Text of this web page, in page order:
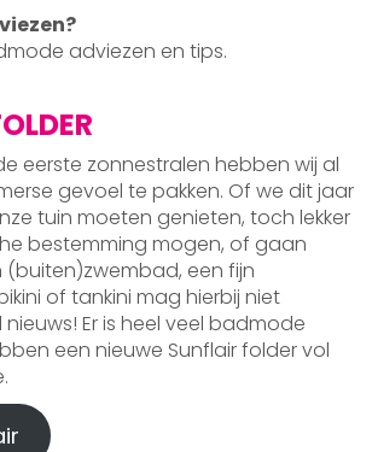
adviezen en tips.
eerste zonnestralen hebben wij al
gevoel te pakken. Of we dit jaar
tuin moeten genieten, toch lekker
bestemming mogen, of gaan
(buiten)zwembad, een fijn
of tankini mag hierbij niet
Er is heel veel badmode
een nieuwe Sunflair folder vol